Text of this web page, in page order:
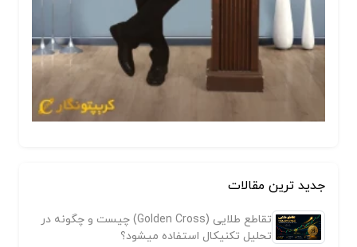
جدید ترین مقالات
تقاطع طلایی (Golden Cross) چیست و چگونه در
تحلیل تکنیکال استفاده میشود؟